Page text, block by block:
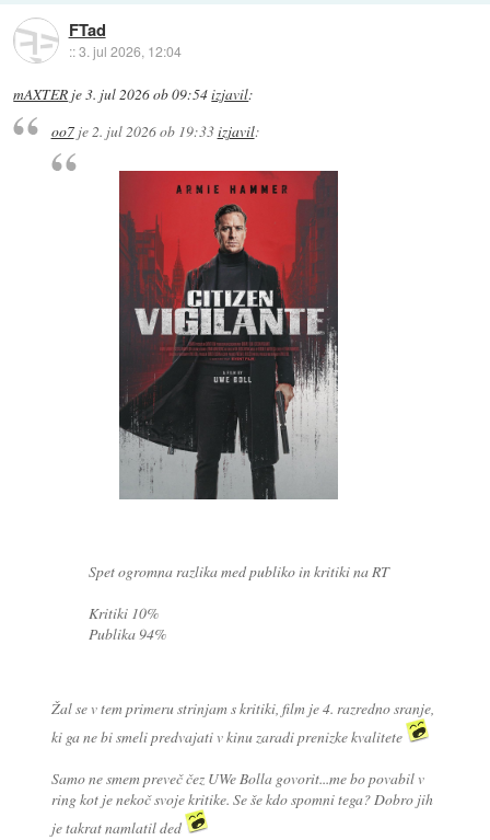
FTad
::3. jul 2026, 12:04
mAXTER je3. jul 2026 ob 09:54izjavil:
oo7je 2. jul 2026 ob 19:33izjavil:
Spet ogromna razlika med publiko in kritiki na RT
Kritiki 10%
Publika 94%
Žal se v tem primeru strinjam s kritiki, film je 4. razredno sranje,
ki ga ne bi smeli predvajati v kinu zaradi prenizke kvalitete
Samo ne smem preveč čez UWe Bolla govorit...me bo povabil v
ring kot je nekoč svoje kritike. Se še kdo spomni tega? Dobro jih
je takrat namlatil ded